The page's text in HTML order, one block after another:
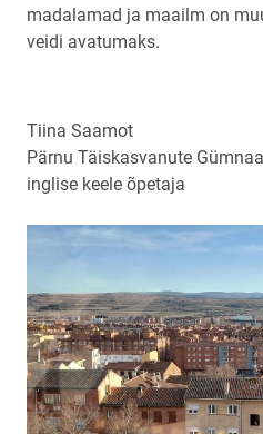
madalamad ja maailm on
veidi avatumaks.
Tiina Saamot
Pärnu Täiskasvanute
inglise keele õpetaja